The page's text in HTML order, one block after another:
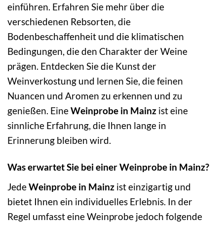
einführen. Erfahren Sie mehr über die
verschiedenen Rebsorten, die
Bodenbeschaffenheit und die klimatischen
Bedingungen, die den Charakter der Weine
prägen. Entdecken Sie die Kunst der
Weinverkostung und lernen Sie, die feinen
Nuancen und Aromen zu erkennen und zu
genießen. EineWeinprobe in Mainz ist eine
sinnliche Erfahrung, die Ihnen lange in
Erinnerung bleiben wird.
Was erwartet Sie bei einer Weinprobe in Mainz?
JedeWeinprobe in Mainz ist einzigartig und
bietet Ihnen ein individuelles Erlebnis. In der
Regel umfasst eine Weinprobe jedoch folgende